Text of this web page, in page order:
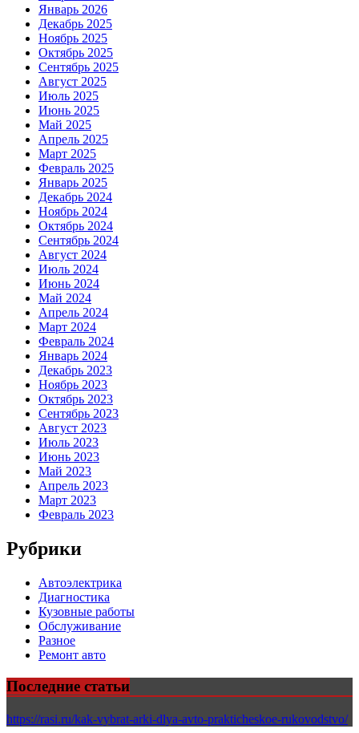
Январь 2026
Декабрь 2025
Ноябрь 2025
Октябрь 2025
Сентябрь 2025
Август 2025
Июль 2025
Июнь 2025
Май 2025
Апрель 2025
Март 2025
Февраль 2025
Январь 2025
Декабрь 2024
Ноябрь 2024
Октябрь 2024
Сентябрь 2024
Август 2024
Июль 2024
Июнь 2024
Май 2024
Апрель 2024
Март 2024
Февраль 2024
Январь 2024
Декабрь 2023
Ноябрь 2023
Октябрь 2023
Сентябрь 2023
Август 2023
Июль 2023
Июнь 2023
Май 2023
Апрель 2023
Март 2023
Февраль 2023
Рубрики
Автоэлектрика
Диагностика
Кузовные работы
Обслуживание
Разное
Ремонт авто
Последние статьи
https://rasi.ru/kak-vybrat-arki-dlya-avto-prakticheskoe-rukovodstvo/